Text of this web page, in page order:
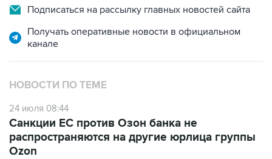
Подписаться на рассылку главных новостей сайта
Получать оперативные новости в официальном
канале
НОВОСТИ ПО ТЕМЕ
24 июля 08:44
Санкции ЕС против Озон банка не
распространяются на другие юрлица группы
Ozon